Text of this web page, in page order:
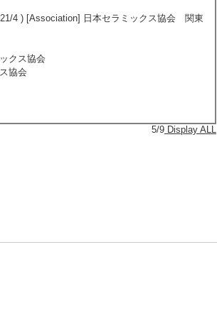
4 ) [Association] 日本セラミックス協会 関東
クス協会
協会
5/9 Display ALL